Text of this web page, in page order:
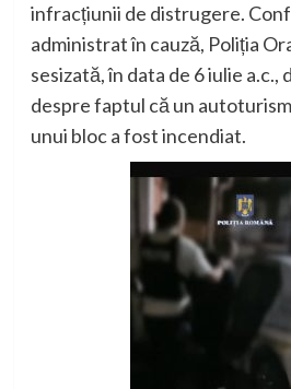
infracțiunii de distrugere.
administrat în cauză, Poliția
sesizată, în data de 6 iulie
despre faptul că un
unui bloc a fost incendiat.